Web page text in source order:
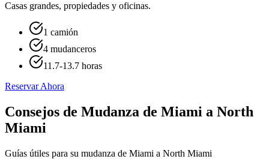
Casas grandes, propiedades y oficinas.
1 camión
4 mudanceros
11.7-13.7 horas
Reservar Ahora
Consejos de Mudanza de Miami a North
Miami
Guías útiles para su mudanza de Miami a North Miami